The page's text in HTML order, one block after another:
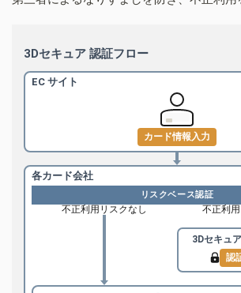
3Dセキュア 認証フロー
EC サイト
カード情報入力
各カード会社
リスクベース認証
不正利用リスクなし 不正利
3Dセキュ
認